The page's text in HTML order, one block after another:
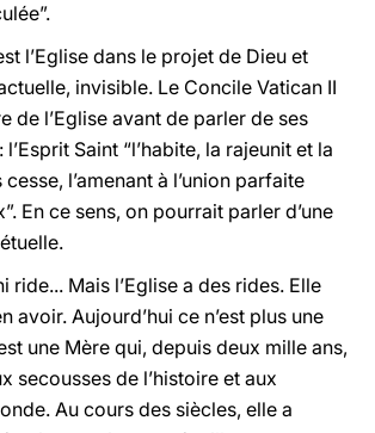
l’Eglise dans le projet de Dieu et
invisible. Le Concile Vatican II
de l’Eglise avant de parler de ses
Saint “l’habite, la rajeunit et la
l’amenant à l’union parfaite
En ce sens, on pourrait parler d’une
ride... Mais l’Eglise a des rides. Elle
avoir. Aujourd’hui ce n’est plus une
une Mère qui, depuis deux mille ans,
secousses de l’histoire et aux
Au cours des siècles, elle a